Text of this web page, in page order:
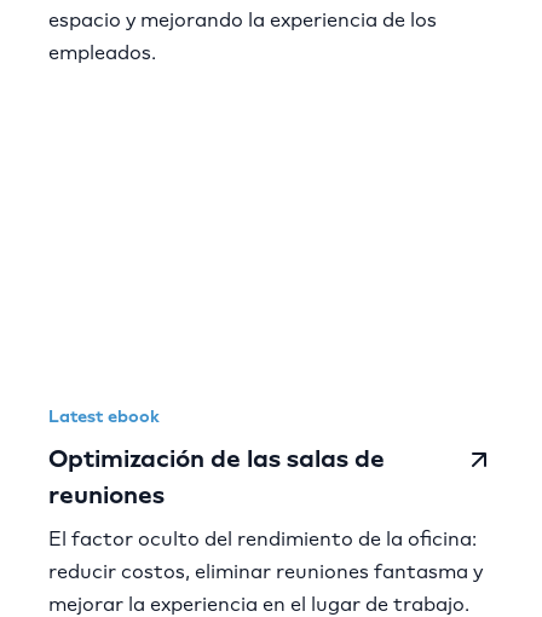
espacio y mejorando la experiencia de los
empleados.
Latest ebook
Optimización de las salas de
reuniones
El factor oculto del rendimiento de la oficina:
reducir costos, eliminar reuniones fantasma y
mejorar la experiencia en el lugar de trabajo.